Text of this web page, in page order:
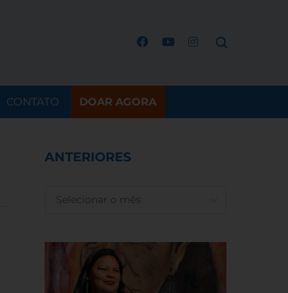
CONTATO DOAR AGORA
ANTERIORES